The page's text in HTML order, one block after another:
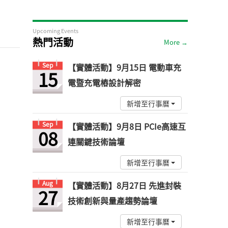
Upcoming Events
熱門活動 More →
Sep
15
【實體活動】9月15日 電動車充
電暨充電樁設計解密
新增至行事曆
Sep
08
【實體活動】9月8日 PCIe高速互
連關鍵技術論壇
新增至行事曆
Aug
27
【實體活動】8月27日 先進封裝
技術創新與量產趨勢論壇
新增至行事曆